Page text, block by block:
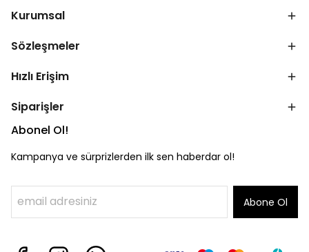
Kurumsal
Sözleşmeler
Hızlı Erişim
Siparişler
Abonel Ol!
Kampanya ve sürprizlerden ilk sen haberdar ol!
Abone Ol